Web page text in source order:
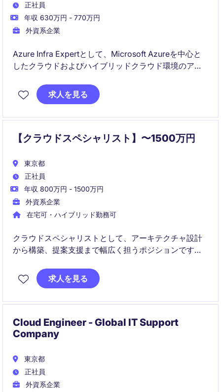
正社員
年収 630万円 - 770万円
外資系企業
Azure Infra Expertとして、Microsoft Azureを中心と
したクラウドおよびハイブリッドクラウド環境のアー
クラウド変革を支援し、インフラモダナイゼーション
からガバナンス設計まで幅広くリードするポジション
求人を見る
【クラウドスペシャリスト】〜1500万円
東京都
正社員
年収 800万円 - 1500万円
外資系企業
在宅可・ハイブリッド勤務可
クラウドスペシャリストとして、アーキテクチャ設計
から構築、提案支援まで幅広く担うポジションです。
多様なプロジェクトを通じて、国際的な経験と高度な
技術力を身につけられます。
求人を見る
Cloud Engineer - Global IT Support
Company
東京都
正社員
外資系企業